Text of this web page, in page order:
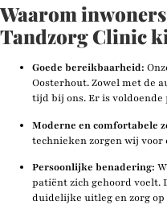
Waarom
Tandzorg Clinic
Goede bereikbaarheid:
Oosterhout. Zowel met de
tijd bij ons. Er is voldoende
Moderne en comfortabele
technieken zorgen wij
Persoonlijke benadering:
patiënt zich gehoord voelt.
duidelijke uitleg en zorg op